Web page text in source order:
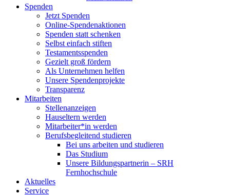
Spenden
Jetzt Spenden
Online-Spendenaktionen
Spenden statt schenken
Selbst einfach stiften
Testamentsspenden
Gezielt groß fördern
Als Unternehmen helfen
Unsere Spendenprojekte
Transparenz
Mitarbeiten
Stellenanzeigen
Hauseltern werden
Mitarbeiter*in werden
Berufsbegleitend studieren
Bei uns arbeiten und studieren
Das Studium
Unsere Bildungspartnerin – SRH
Fernhochschule
Aktuelles
Service